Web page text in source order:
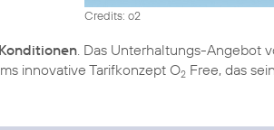
Credits: o2
. Das Unterhaltungs-Angebot
innovative Tarifkonzept O2 Free, das